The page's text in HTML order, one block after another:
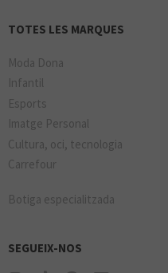
TOTES LES MARQUES
Moda Dona
Infantil
Esports
Imatge Personal
Cultura, oci, tecnologia
Carrefour
Botiga especialitzada
SEGUEIX-NOS